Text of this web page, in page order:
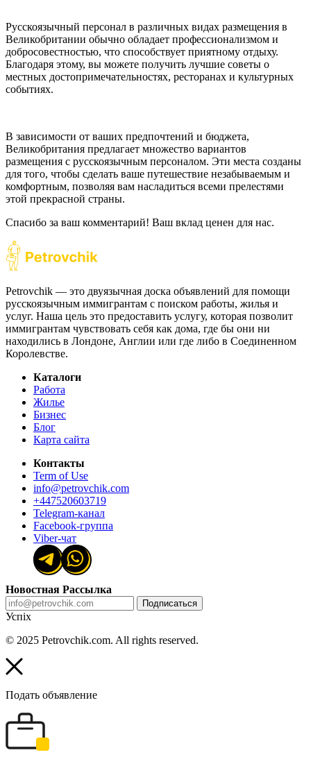
Русскоязычный персонал в различных видах размещения в
Великобритании обычно обладает профессионализмом и
добросовестностью, что способствует приятному отдыху.
Благодаря этому, вы можете получить лучшие советы о
местных достопримечательностях, ресторанах и культурных
событиях.
В зависимости от ваших предпочтений и бюджета,
Великобритания предлагает множество вариантов
размещения с русскоязычным персоналом. Эти места созданы
для того, чтобы сделать ваше путешествие незабываемым и
комфортным, позволяя вам насладиться всеми прелестями
этой прекрасной страны.
Спасибо за ваш комментарий! Ваш вклад ценен для нас.
Petrovchik — это двуязычная доска объявлений для помощи
русскоязычным иммигрантам с поиском работы, жилья и
услуг. Наша цель это предоставить услугу, которая позволит
иммигрантам чувствовать себя как дома, где бы они ни
находились в Лондоне, Англии или где либо в Соединенном
Королевстве.
Каталоги
Работа
Жилье
Бизнес
Блог
Карта сайта
Контакты
Term of Use
info@petrovchik.com
+447520603719
Telegram-канал
Facebook-группа
Viber-чат
Новостная Рассылка
Подписаться
Успіх
© 2025 Petrovchik.com. All rights reserved.
Подать объявление